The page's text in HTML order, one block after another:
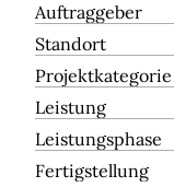
Auftraggeber
Standort
Projektkategorie
Leistung
Leistungsphase
Fertigstellung